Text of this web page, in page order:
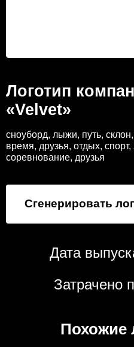
Логотип
«Velvet»
сноуборд, лыжи, путь, склон,
время, друзья, отдых, спорт,
соревнование, друзья
Сгенерировать
Дата
Затрачено
Похожие